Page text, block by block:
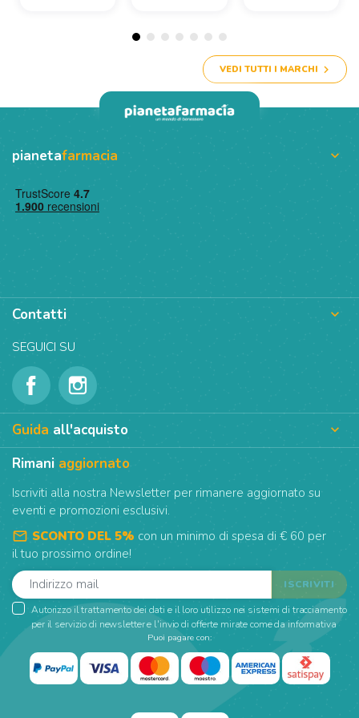
VEDI TUTTI I MARCHI
pianetafarmacia 
Contatti 
SEGUICI SU
Guida all'acquisto 
Rimani aggiornato
Iscriviti alla nostra Newsletter per rimanere aggiornato su
eventi e promozioni esclusivi.
mail_outline SCONTO DEL 5% con un minimo di spesa di € 60 per
il tuo prossimo ordine!
Autorizzo il trattamento dei dati e il loro utilizzo nei sistemi di tracciamento
per il servizio di newsletter e l'invio di offerte mirate come da informativa
Puoi pagare con: